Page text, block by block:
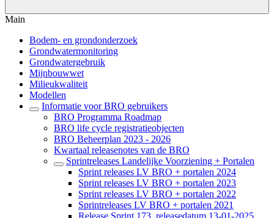
Main
Bodem- en grondonderzoek
Grondwatermonitoring
Grondwatergebruik
Mijnbouwwet
Milieukwaliteit
Modellen
Informatie voor BRO gebruikers
BRO Programma Roadmap
BRO life cycle registratieobjecten
BRO Beheerplan 2023 - 2026
Kwartaal releasenotes van de BRO
Sprintreleases Landelijke Voorziening + Portalen
Sprint releases LV BRO + portalen 2024
Sprint releases LV BRO + portalen 2023
Sprint releases LV BRO + portalen 2022
Sprintreleases LV BRO + portalen 2021
Release Sprint 173, releasedatum 13-01-2025